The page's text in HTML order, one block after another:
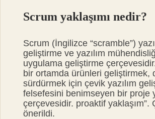
Scrum yaklaşımı nedir?
Scrum (İngilizce “scramble”)
geliştirme ve yazılım
uygulama geliştirme
bir ortamda ürünleri geliştirmek,
sürdürmek için çevik yazılım
felsefesini benimseyen bir proje
çerçevesidir. proaktif yaklaşım”.
önerildi.